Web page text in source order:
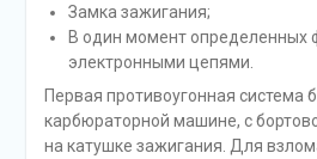
Замка зажигания;
В один момент определенных
электронными цепями.
Первая противоугонная система
карбюраторной машине, с
на катушке зажигания. Для